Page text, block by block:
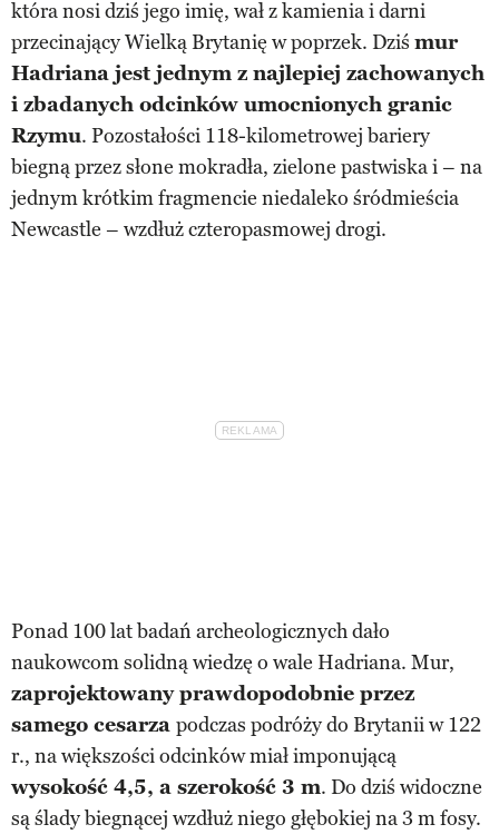
która nosi dziś jego imię, wał z kamienia i darni
przecinający Wielką Brytanię w poprzek. Dziś mur
Hadriana jest jednym z najlepiej zachowanych
i zbadanych odcinków umocnionych granic
Rzymu. Pozostałości 118-kilometrowej bariery
biegną przez słone mokradła, zielone pastwiska i – na
jednym krótkim fragmencie niedaleko śródmieścia
Newcastle – wzdłuż czteropasmowej drogi.
Ponad 100 lat badań archeologicznych dało
naukowcom solidną wiedzę o wale Hadriana. Mur,
zaprojektowany prawdopodobnie przez
samego cesarza podczas podróży do Brytanii w 122
r., na większości odcinków miał imponującą
wysokość 4,5, a szerokość 3 m. Do dziś widoczne
są ślady biegnącej wzdłuż niego głębokiej na 3 m fosy.